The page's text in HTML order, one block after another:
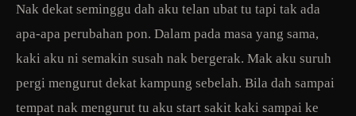
Nak dekat seminggu dah aku telan ubat tu tapi tak ada
apa-apa perubahan pon. Dalam pada masa yang sama,
kaki aku ni semakin susah nak bergerak. Mak aku suruh
pergi mengurut dekat kampung sebelah. Bila dah sampai
tempat nak mengurut tu aku start sakit kaki sampai ke